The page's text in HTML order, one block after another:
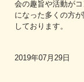
会の趣旨や活動が
になった多くの方
しております。
2019年07月29日